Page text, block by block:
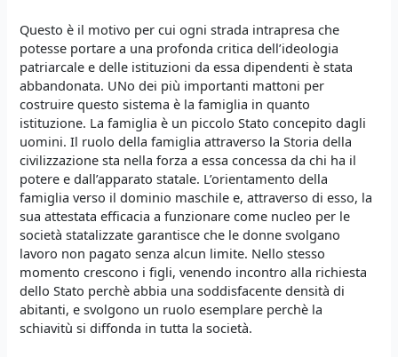
Questo è il motivo per cui ogni strada intrapresa che
potesse portare a una profonda critica dell’ideologia
patriarcale e delle istituzioni da essa dipendenti è stata
abbandonata. UNo dei più importanti mattoni per
costruire questo sistema è la famiglia in quanto
istituzione. La famiglia è un piccolo Stato concepito dagli
uomini. Il ruolo della famiglia attraverso la Storia della
civilizzazione sta nella forza a essa concessa da chi ha il
potere e dall’apparato statale. L’orientamento della
famiglia verso il dominio maschile e, attraverso di esso, la
sua attestata efficacia a funzionare come nucleo per le
società statalizzate garantisce che le donne svolgano
lavoro non pagato senza alcun limite. Nello stesso
momento crescono i figli, venendo incontro alla richiesta
dello Stato perchè abbia una soddisfacente densità di
abitanti, e svolgono un ruolo esemplare perchè la
schiavitù si diffonda in tutta la società.